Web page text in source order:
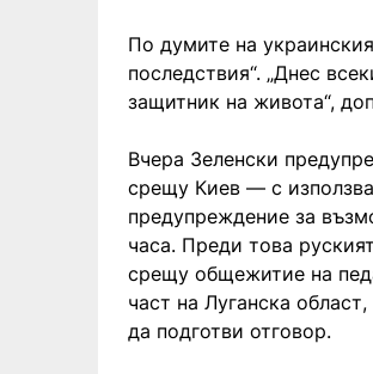
По думите на
последствия“. „Днес
защитник на живота“,
Вчера Зеленски
срещу Киев — с
предупреждение за
часа. Преди това
срещу общежитие на
част на Луганска
да подготви отговор.